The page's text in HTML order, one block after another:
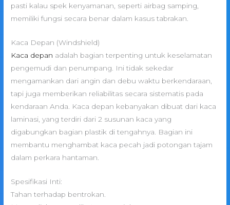
pasti kalau spek kenyamanan, seperti airbag samping,
memiliki fungsi secara benar dalam kasus tabrakan.
Kaca Depan (Windshield)
Kaca depan adalah bagian terpenting untuk keselamatan
pengemudi dan penumpang. Ini tidak sekedar
mengamankan dari angin dan debu waktu berkendaraan,
tapi juga memberikan reliabilitas secara sistematis pada
kendaraan Anda. Kaca depan kebanyakan dibuat dari kaca
laminasi, yang terdiri dari 2 susunan kaca yang
digabungkan bagian plastik di tengahnya. Bagian ini
membantu menghambat kaca pecah jadi potongan tajam
dalam perkara hantaman.
Spesifikasi Inti:
Tahan terhadap bentrokan.